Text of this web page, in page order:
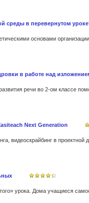
среды в перевернутом
в работе над
Next Generation
видеоскрайбинг в проектной